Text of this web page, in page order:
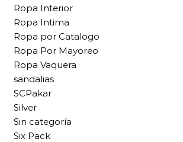
Ropa Interior
Ropa Intima
Ropa por Catalogo
Ropa Por Mayoreo
Ropa Vaquera
sandalias
SCPakar
Silver
Sin categoría
Six Pack